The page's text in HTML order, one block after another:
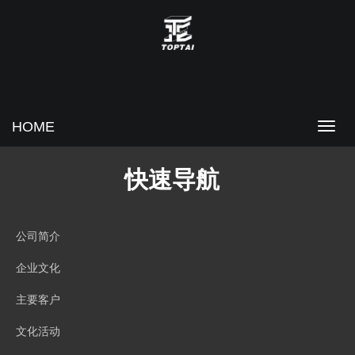
HOME
快速导航
公司简介
企业文化
主要客户
文化活动